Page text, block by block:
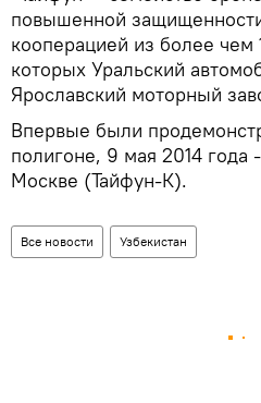
повышенной
кооперацией из более чем
которых Уральский
Ярославский моторный
Впервые были
полигоне, 9 мая 2014 года
Москве (Тайфун-К).
Все новости Узбекистан